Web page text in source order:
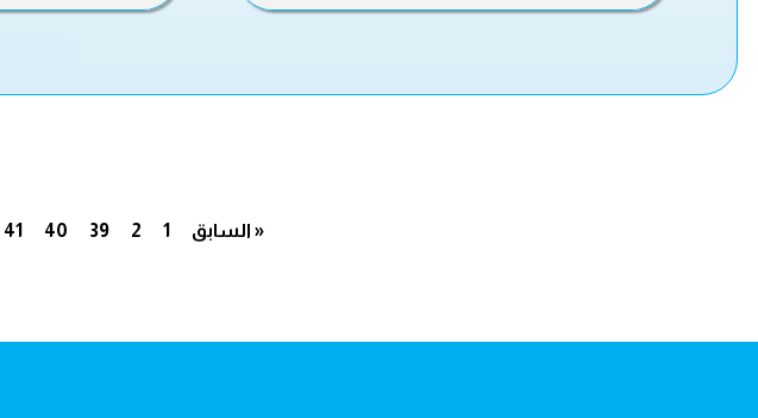
« السابق 1
2
39
40
41